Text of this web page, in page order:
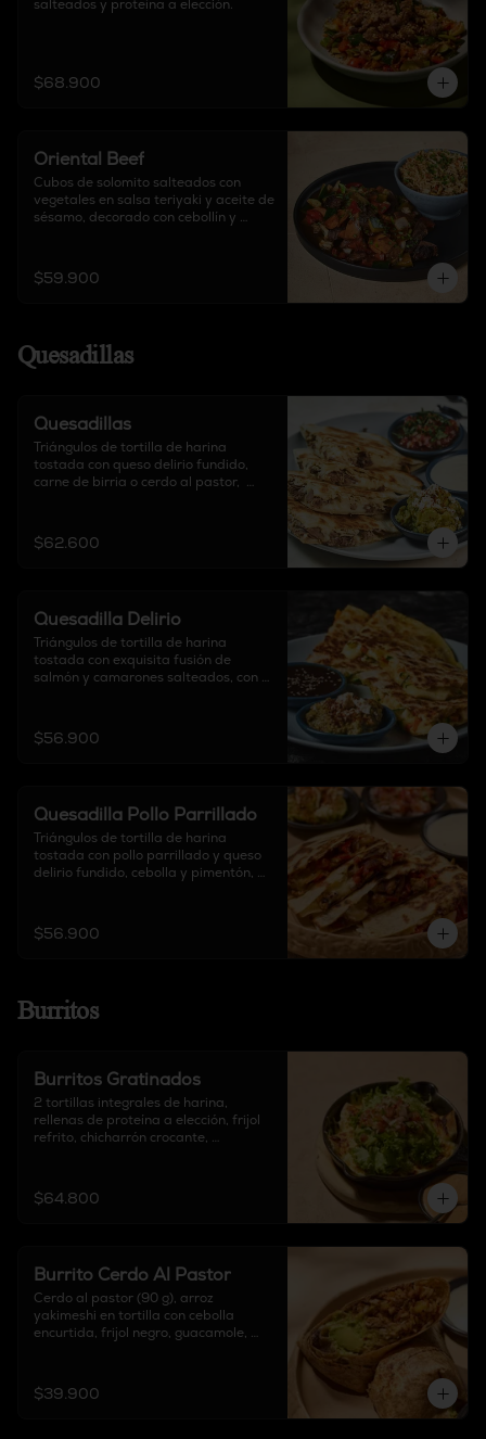
salteados y proteína a elección.
$68.900
Oriental Beef
Cubos de solomito salteados con
vegetales en salsa teriyaki y aceite de
sésamo, decorado con cebollín y
$59.900
Quesadillas
Quesadillas
Triángulos de tortilla de harina
tostada con queso delirio fundido,
carne de birria o cerdo al pastor,
Contiene cebolla
$62.600
Quesadilla Delirio
Triángulos de tortilla de harina
tostada con exquisita fusión de
salmón y camarones salteados, con
terikyaki y guacamole.
$56.900
Quesadilla Pollo Parrillado
Triángulos de tortilla de harina
tostada con pollo parrillado y queso
delirio fundido, cebolla y pimentón,
$56.900
Burritos
Burritos Gratinados
2 tortillas integrales de harina,
rellenas de proteína a elección, frijol
refrito, chicharrón crocante,
$64.800
Burrito Cerdo Al Pastor
Cerdo al pastor (90 g), arroz
yakimeshi en tortilla con cebolla
encurtida, frijol negro, guacamole,
tomate verde.
$39.900